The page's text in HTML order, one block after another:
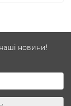
новини!